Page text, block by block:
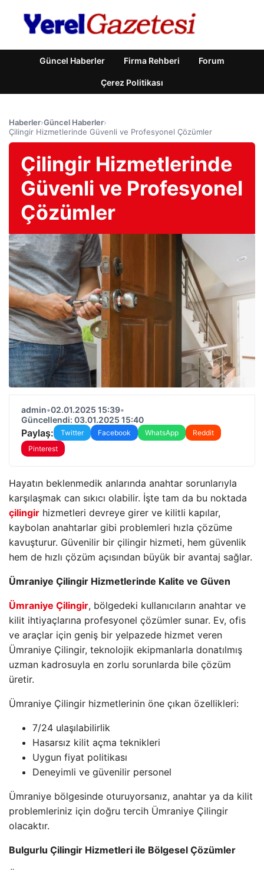
Güncel Haberler Firma Rehberi Forum
Çerez Politikası
Haberler›Güncel Haberler›
Çilingir Hizmetlerinde Güvenli ve Profesyonel Çözümler
Çilingir Hizmetlerinde
Güvenli ve Profesyonel
Çözümler
admin•02.01.2025 15:39•
Güncellendi: 03.01.2025 15:40
Paylaş: Twitter Facebook WhatsApp
Reddit
Pinterest
Hayatın beklenmedik anlarında anahtar sorunlarıyla
karşılaşmak can sıkıcı olabilir. İşte tam da bu noktada
çilingir hizmetleri devreye girer ve kilitli kapılar,
kaybolan anahtarlar gibi problemleri hızla çözüme
kavuşturur. Güvenilir bir çilingir hizmeti, hem güvenlik
hem de hızlı çözüm açısından büyük bir avantaj sağlar.
Ümraniye Çilingir Hizmetlerinde Kalite ve Güven
Ümraniye Çilingir, bölgedeki kullanıcıların anahtar ve
kilit ihtiyaçlarına profesyonel çözümler sunar. Ev, ofis
ve araçlar için geniş bir yelpazede hizmet veren
Ümraniye Çilingir, teknolojik ekipmanlarla donatılmış
uzman kadrosuyla en zorlu sorunlarda bile çözüm
üretir.
Ümraniye Çilingir hizmetlerinin öne çıkan özellikleri:
7/24 ulaşılabilirlik
Hasarsız kilit açma teknikleri
Uygun fiyat politikası
Deneyimli ve güvenilir personel
Ümraniye bölgesinde oturuyorsanız, anahtar ya da kilit
problemleriniz için doğru tercih Ümraniye Çilingir
olacaktır.
Bulgurlu Çilingir Hizmetleri ile Bölgesel Çözümler